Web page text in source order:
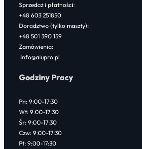
Sprzedaż i płatności:
+48 603 251850
Doradztwo (tylko maszty):
+48 501 390 159
Zamówienia:
info@alupro.pl
Godziny Pracy
Pn: 9:00-17:30
Wt: 9:00-17:30
Śr: 9:00-17:30
Czw: 9:00-17:30
Pt: 9:00-17:30